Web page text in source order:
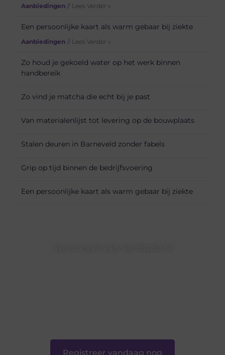
Aanbiedingen // Lees Verder »
Een persoonlijke kaart als warm gebaar bij ziekte
Aanbiedingen // Lees Verder »
Zo houd je gekoeld water op het werk binnen
handbereik
Zo vind je matcha die echt bij je past
Van materialenlijst tot levering op de bouwplaats
Stalen deuren in Barneveld zonder fabels
Grip op tijd binnen de bedrijfsvoering
Een persoonlijke kaart als warm gebaar bij ziekte
Registreer vandaag nog